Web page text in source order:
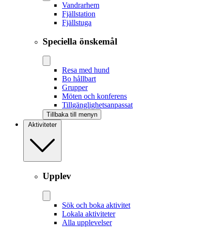
Vandrarhem
Fjällstation
Fjällstuga
Speciella önskemål
Resa med hund
Bo hållbart
Grupper
Möten och konferens
Tillgänglighetsanpassat
Tillbaka till menyn
Aktiviteter
Upplev
Sök och boka aktivitet
Lokala aktiviteter
Alla upplevelser